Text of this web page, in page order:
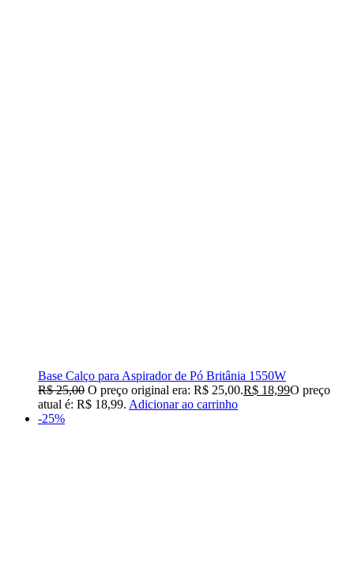
Base Calço para Aspirador de Pó Britânia 1550W
R$25,00 O preço original era: R$ 25,00.R$ 18,99O preço
atual é: R$ 18,99. Adicionar ao carrinho
-25%